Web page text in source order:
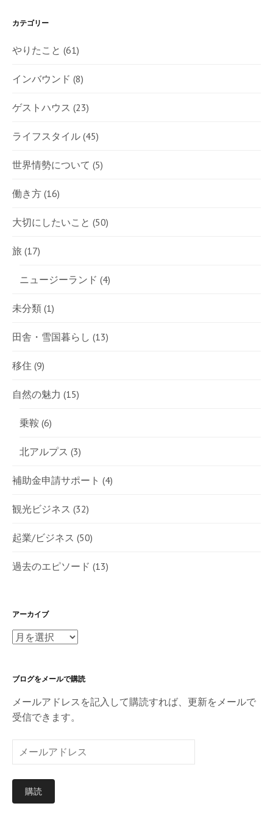
カテゴリー
やりたこと (61)
インバウンド (8)
ゲストハウス (23)
ライフスタイル (45)
世界情勢について (5)
働き方 (16)
大切にしたいこと (50)
旅 (17)
ニュージーランド (4)
未分類 (1)
田舎・雪国暮らし (13)
移住 (9)
自然の魅力 (15)
乗鞍 (6)
北アルプス (3)
補助金申請サポート (4)
観光ビジネス (32)
起業/ビジネス (50)
過去のエピソード (13)
アーカイブ
ア
イ
ブ
ブログをメールで購読
メールアドレスを記入して購読すれば、更新をメールで
受信できます。
ー
ル
ド
購読